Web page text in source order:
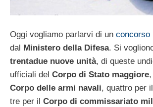
Oggi vogliamo parlarvi di un concorso
dal Ministero della Difesa. Si
trentadue nuove unità, di queste
ufficiali del Corpo di Stato maggiore
Corpo delle armi navali, quattro per il
tre per il Corpo di commissariato